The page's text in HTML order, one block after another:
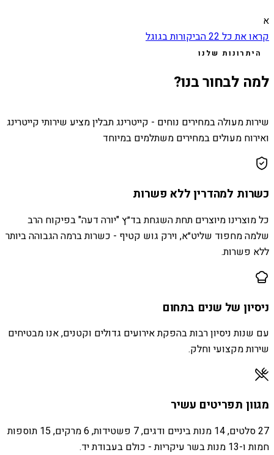
א
קראו את כל 22הביקורות בגוגל
היתרונות שלנו
למה לבחור בנו?
שירות מעולה במחירים נוחים - קייטרינג תבלין מציע שירותי קייטרינג
ואירוח מעולים במחירים משתלמים במיוחד
כשרות למהדרין ללא פשרות
כל מוצרינו מיוצרים תחת השגחת בד״ץ "יורה דעה" בפיקוח הרב
שלמה מחפוד שליט״א, וירק גוש קטיף - כשרות ברמה הגבוהה ביותר
ללא פשרות.
ניסיון של שנים בתחום
עם שנות ניסיון רבות בהפקת אירועים גדולים וקטנים, אנו מבטיחים
שירות מקצועי וחלק.
מגוון תפריטים עשיר
27 סלטים, 14 מנות ביניים ודגים, 7 פשטידות, 6 מרקים, 15 תוספות
חמות ו-13 מנות בשר עיקריות - כולם בעבודת יד.